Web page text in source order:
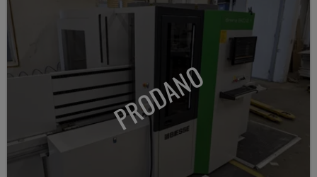
PRODANO